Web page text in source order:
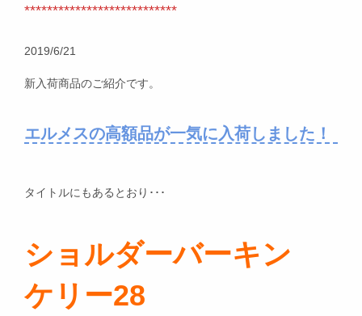
***************************
2019/6/21
新入荷商品のご紹介です。
エルメスの高額品が一気に入荷しました！
タイトルにもあるとおり･･･
ショルダーバーキン
ケリー28